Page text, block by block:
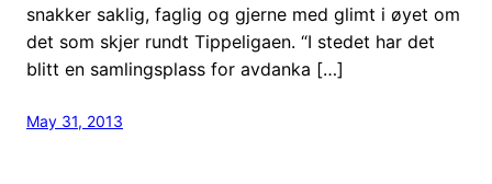
snakker saklig, faglig og gjerne med glimt i øyet om
det som skjer rundt Tippeligaen. “I stedet har det
blitt en samlingsplass for avdanka […]
May 31, 2013